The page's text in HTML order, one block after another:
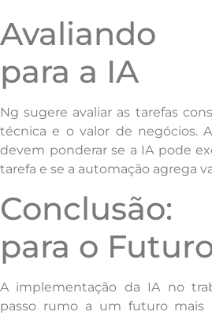
Avaliando
para a IA
Ng sugere avaliar as tarefas
técnica e o valor de negócios.
devem ponderar se a IA pode
tarefa e se a automação agrega
Conclusão:
para o
A implementação da IA no
passo rumo a um futuro mais